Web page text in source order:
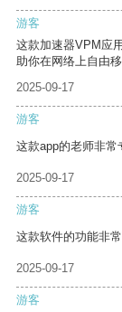
游客
这款加速器VPM应
助你在网络上自由移
2025-09-17
游客
这款app的老师非常
2025-09-17
游客
这款软件的功能非
2025-09-17
游客